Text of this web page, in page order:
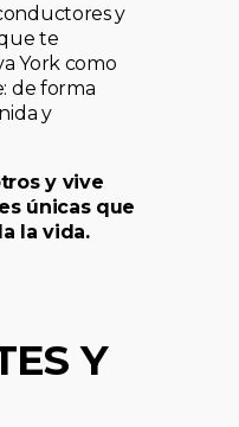
y
te
York como
de forma
y
y vive
únicas que
la vida.
Y